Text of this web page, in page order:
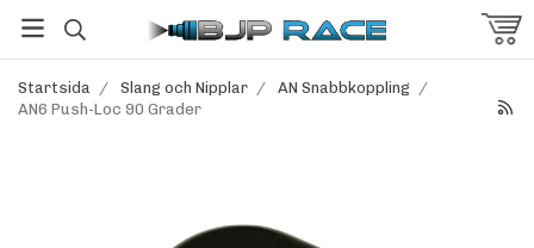
Startsida / Slang och Nipplar / AN Snabbkoppling /
AN6 Push-Loc 90 Grader